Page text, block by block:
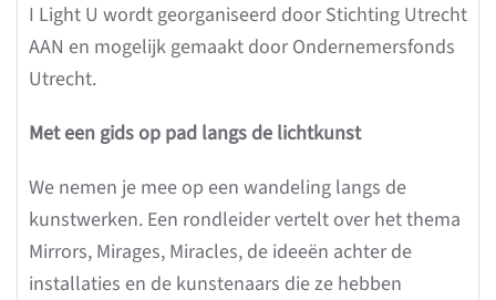
I Light U wordt georganiseerd door Stichting Utrecht
AAN en mogelijk gemaakt door Ondernemersfonds
Utrecht.
Met een gids op pad langs de lichtkunst
We nemen je mee op een wandeling langs de
kunstwerken. Een rondleider vertelt over het thema
Mirrors, Mirages, Miracles, de ideeën achter de
installaties en de kunstenaars die ze hebben